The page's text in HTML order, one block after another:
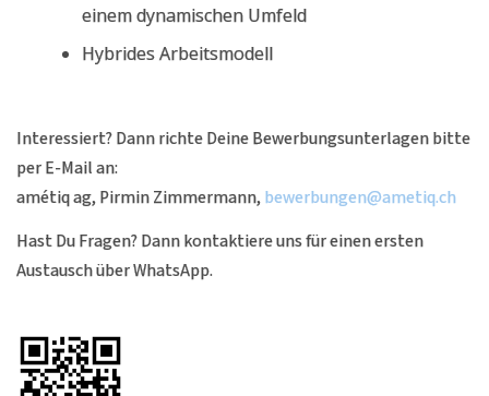
einem dynamischen Umfeld
Hybrides Arbeitsmodell
Interessiert? Dann richte Deine Bewerbungsunterlagen bitte
per E-Mail an:
amétiq ag, Pirmin Zimmermann,bewerbungen@ametiq.ch
Hast Du Fragen? Dann kontaktiere uns für einen ersten
Austausch über WhatsApp.